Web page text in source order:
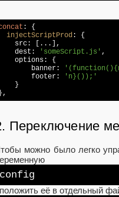
: {
injectScriptProd: {
src: [...],
dest:
'someScript.js' ,
options: {
banner:
footer:
'n}());'
}
},
Переключение
можно было легко
config
её в отдельный